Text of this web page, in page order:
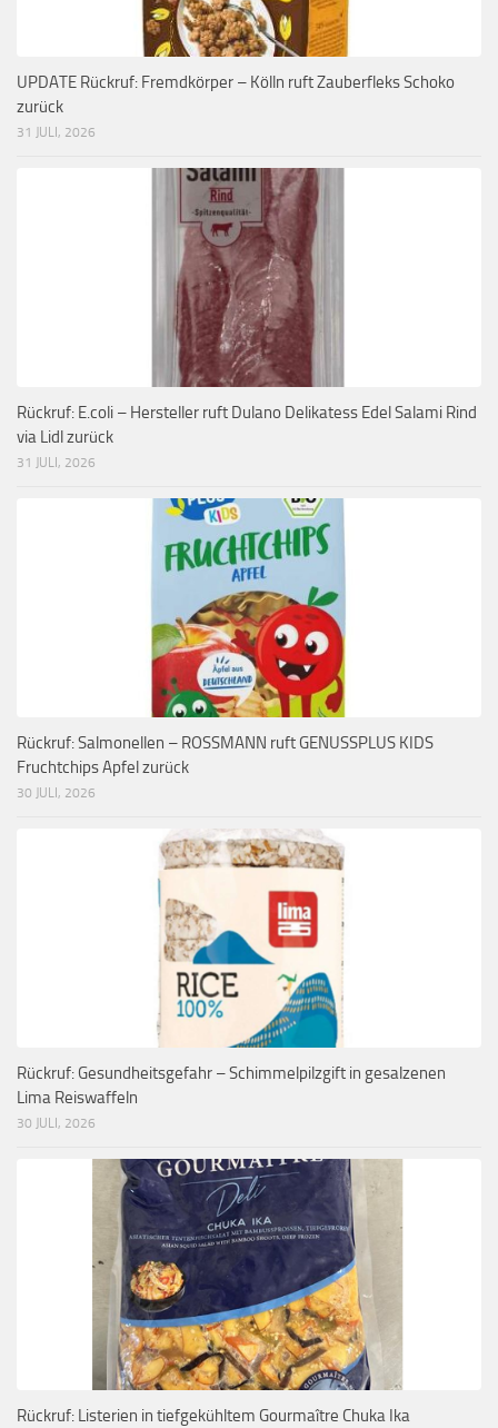
UPDATE Rückruf: Fremdkörper – Kölln ruft Zauberfleks Schoko
zurück
31 JULI, 2026
Rückruf: E.coli – Hersteller ruft Dulano Delikatess Edel Salami Rind
via Lidl zurück
31 JULI, 2026
Rückruf: Salmonellen – ROSSMANN ruft GENUSSPLUS KIDS
Fruchtchips Apfel zurück
30 JULI, 2026
Rückruf: Gesundheitsgefahr – Schimmelpilzgift in gesalzenen
Lima Reiswaffeln
30 JULI, 2026
Rückruf: Listerien in tiefgekühltem Gourmaître Chuka Ika